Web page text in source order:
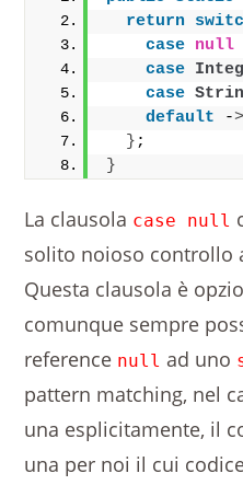
return
case null
case
case
default ->
} ;
}
La clausola case null
solito noioso controllo
Questa clausola è
comunque sempre
reference null ad uno
pattern matching, nel
una esplicitamente, il
una per noi il cui